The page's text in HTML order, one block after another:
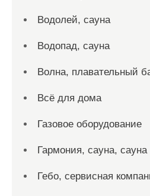
Водолей, сауна
Водопад, сауна
Волна, плавательный
Всё для дома
Газовое оборудование
Гармония, сауна, сауна
Гебо, сервисная